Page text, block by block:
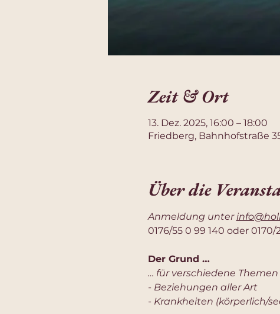
Zeit & Ort
13. Dez. 2025, 16:00 – 18:00
Friedberg, Bahnhofstraße
Über die
Anmeldung unter
0176/55 0 99 140 oder 0170/
Der Grund …
… für verschiedene
- Beziehungen aller Art
- Krankheiten (körperlich/